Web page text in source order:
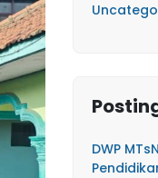
DWP